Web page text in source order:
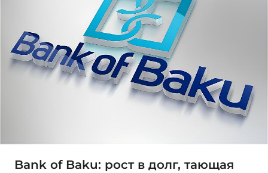
Bank of Baku: рост в долг, тающая